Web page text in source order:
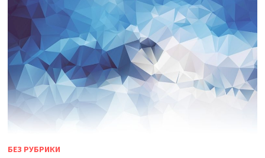
БЕЗ РУБРИКИ